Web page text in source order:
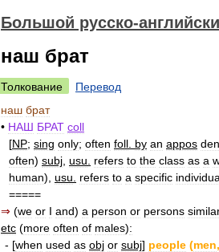
Большой русско-
наш брат
Толкование
Перевод
наш брат
• НАШ БРАТ coll
[NP; sing only; often foll by an appos
often) subj usu refers to the class as a
human), usu refers to a specific
=====
⇒ (we or I and) a person or persons
etc (more often of males):
- [when used as obj or subj] people (men,